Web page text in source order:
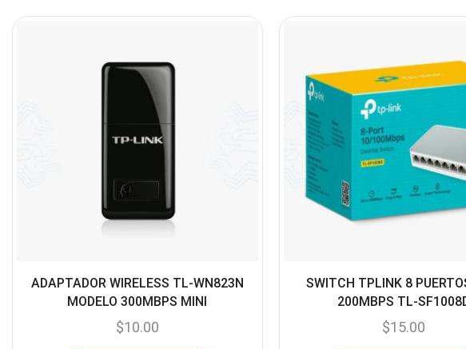
ADAPTADOR WIRELESS TL-WN823N
MODELO 300MBPS MINI
$10.00
SWITCH TPLINK 8
200MBPS TL-
$15.00